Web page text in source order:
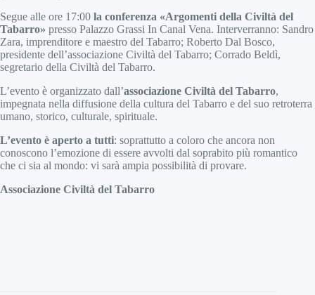
Segue alle ore 17:00 la conferenza «Argomenti della Civiltà del
Tabarro» presso Palazzo Grassi In Canal Vena. Interverranno: Sandro
Zara, imprenditore e maestro del Tabarro; Roberto Dal Bosco,
presidente dell’associazione Civiltà del Tabarro; Corrado Beldì,
segretario della Civiltà del Tabarro.
L’evento è organizzato dall’associazione Civiltà del Tabarro,
impegnata nella diffusione della cultura del Tabarro e del suo retroterra
umano, storico, culturale, spirituale.
L’evento è aperto a tutti: soprattutto a coloro che ancora non
conoscono l’emozione di essere avvolti dal soprabito più romantico
che ci sia al mondo: vi sarà ampia possibilità di provare.
Associazione Civiltà del Tabarro